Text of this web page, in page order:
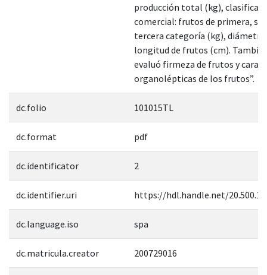
producción total (kg),
comercial: frutos de primera,
tercera categoría (kg), diámetro
longitud de frutos (cm).
evaluó firmeza de frutos y
organolépticas de los frutos”.
dc.folio 101015TL
dc.format pdf
dc.identificator 2
dc.identifier.uri https://hdl.handle.net/
dc.language.iso spa
dc.matricula.creator 200729016